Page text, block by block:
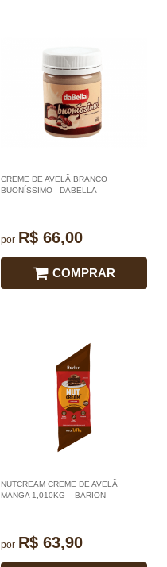
CREME DE AVELÃ BRANCO
BUONÍSSIMO - DABELLA
por R$ 66,00
COMPRAR
NUTCREAM CREME DE AVELÃ
MANGA 1,010KG – BARION
por R$ 63,90